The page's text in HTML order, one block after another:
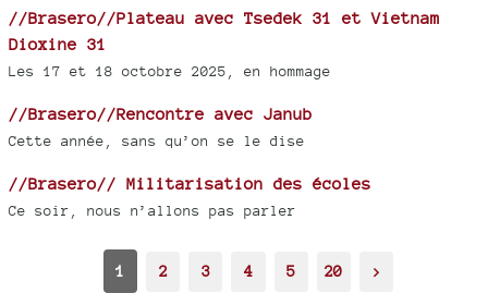
//Brasero//Plateau avec Tsedek 31 et Vietnam
Dioxine 31
Les 17 et 18 octobre 2025, en hommage
//Brasero//Rencontre avec Janub
Cette année, sans qu’on se le dise
//Brasero// Militarisation des écoles
Ce soir, nous n’allons pas parler
1 2 3 4 5 20 >